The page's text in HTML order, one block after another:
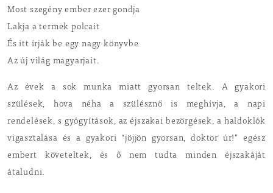
Most szegény ember ezer gondja
Lakja a termek polcait
És itt írják be egy nagy könyvbe
Az új világ magyarjait.
Az évek a sok munka miatt gyorsan teltek. A gyakori
szülések, hova néha a szülésznő is meghívja, a napi
rendelések, s gyógyítások, az éjszakai bezörgések, a haldoklók
vigasztalása és a gyakori “jöjjön gyorsan, doktor úr!” egész
embert követeltek, és ő nem tudta minden éjszakáját
átaludni.